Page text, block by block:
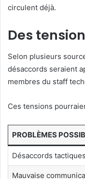
circulent déjà.
Des
Selon plusieurs
désaccords seraient
membres du staff
Ces tensions
PROBLÈMES
Désaccords tactiques
Mauvaise